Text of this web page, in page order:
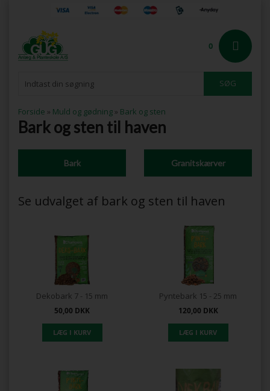
0
Forside » Muld og gødning » Bark og sten
Bark og sten til haven
Bark Granitskærver
Se udvalget af bark og sten til haven
Dekobark 7 - 15 mm
50,00 DKK
Pyntebark 15 - 25 mm
120,00 DKK